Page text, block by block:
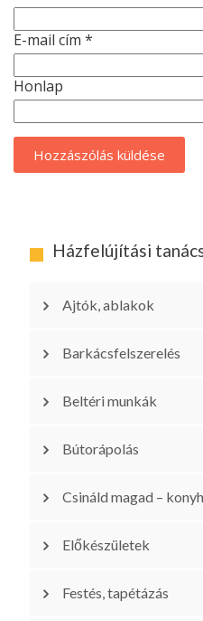
E-mail cím *
Honlap
Házfelújítási
Ajtók, ablakok
Barkácsfelszerelés
Beltéri munkák
Bútorápolás
Csináld magad –
Előkészületek
Festés, tapétázás